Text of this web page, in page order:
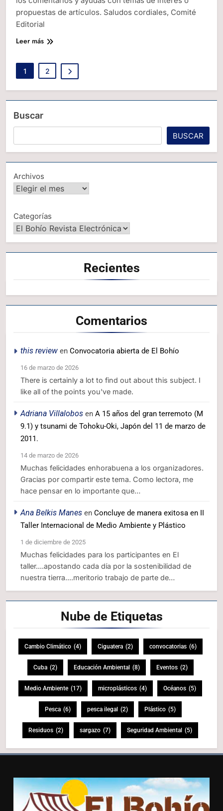
propuestas de artículos. Saludos cordiales, Comité
Editorial
Leer más
1 2
Buscar
BUSCAR
Archivos
Categorías
Recientes
Comentarios
this review en Convocatoria abierta de El Bohío
16 de marzo de 2026
There is certainly a lot to find out about this subject. I
like all of the points you've made.
Adriana Villalobos en A 15 años del gran terremoto (M
9.1) y tsunami de Tohoku-Oki, Japón del 11 de marzo de
2011.
14 de marzo de 2026
Muchas felicidades enhorabuena a los organizadores.
Gracias por compartir este tema. Como lectora, me
hace pensar en lo importante que…
Ana Belkis Manes en Concluye de manera exitosa en II
Taller Internacional de Medio Ambiente y Plástico
1 de diciembre de 2025
Muchas felicidades para los participantes en El
taller....apostando cada día por la sostenibilidad de
nuestra tierra....meritorio trabajo de parte de…
Nube de Etiquetas
Cambio Climático (4) Ciguatera (2) convocatorias (6)
Cuba (2) Educación Ambiental (8) Eventos (2)
Medio Ambiente (17) microplásticos (4) Océanos (5)
Pesca (6) pesca ilegal (2) Plástico (5)
Residuos (2) sargazo (7) Seguridad Ambiental (5)